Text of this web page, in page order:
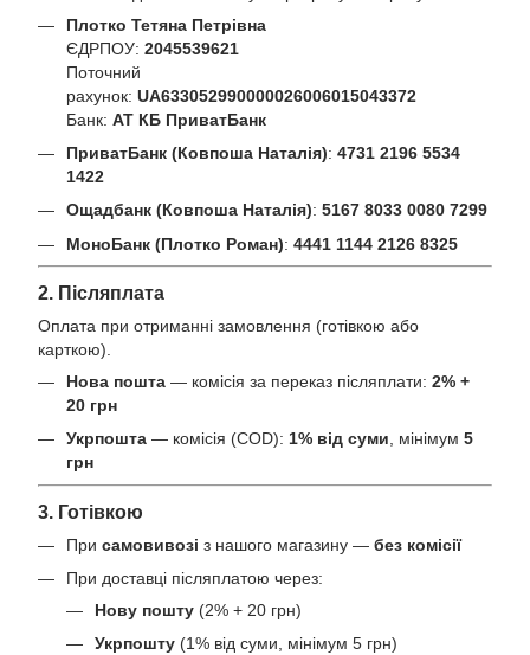
Плотко Тетяна Петрівна
ЄДРПОУ: 2045539621
Поточний
рахунок: UA633052990000026006015043372
Банк: АТ КБ ПриватБанк
ПриватБанк (Ковпоша Наталія): 4731 2196 5534
1422
Ощадбанк (Ковпоша Наталія): 5167 8033 0080 7299
МоноБанк (Плотко Роман): 4441 1144 2126 8325
2. Післяплата
Оплата при отриманні замовлення (готівкою або
карткою).
Нова пошта — комісія за переказ післяплати: 2% +
20 грн
Укрпошта — комісія (COD): 1% від суми, мінімум 5
грн
3. Готівкою
При самовивозі з нашого магазину — без комісії
При доставці післяплатою через:
Нову пошту (2% + 20 грн)
Укрпошту (1% від суми, мінімум 5 грн)